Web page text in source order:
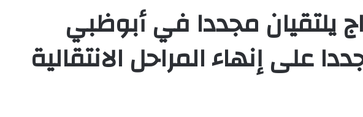
يلتقيان مجددا في أبوظبي
على إنهاء المراحل الانتقالية